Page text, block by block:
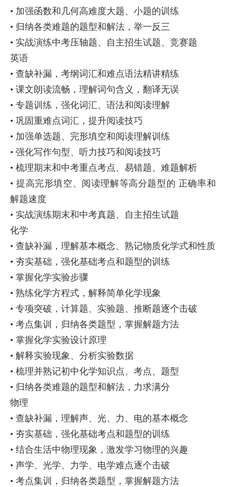
• 加强函数和几何高难度大题、小题的训练
• 归纳各类难题的题型和解法，举一反三
• 实战演练中考压轴题、自主招生试题、竞赛题
英语
• 查缺补漏，考纲词汇和难点语法精讲精练
• 课文朗读流畅，理解词句含义，翻译无误
• 专题训练，强化词汇、语法和阅读理解
• 巩固重难点词汇，提升阅读技巧
• 加强单选题、完形填空和阅读理解训练
• 强化写作句型、听力技巧和阅读技巧
• 梳理期末和中考重点考点、易错题、难题解析
• 提高完形填空、阅读理解等高分题型的 正确率和
解题速度
• 实战演练期末和中考真题、自主招生试题
化学
• 查缺补漏，理解基本概念、熟记物质化学式和性质
• 夯实基础，强化基础考点和题型的训练
• 掌握化学实验步骤
• 熟练化学方程式，解释简单化学现象
• 专项突破，计算题、实验题、推断题逐个击破
• 考点集训，归纳各类题型，掌握解题方法
• 掌握化学实验设计原理
• 解释实验现象、分析实验数据
• 梳理并熟记初中化学知识点、考点、题型
• 归纳各类难题的题型和解法，力求满分
物理
• 查缺补漏，理解声、光、力、电的基本概念
• 夯实基础，强化基础考点和题型的训练
• 结合生活中物理现象，激发学习物理的兴趣
• 声学、光学、力学、电学难点逐个击破
• 考点集训，归纳各类题型，掌握解题方法